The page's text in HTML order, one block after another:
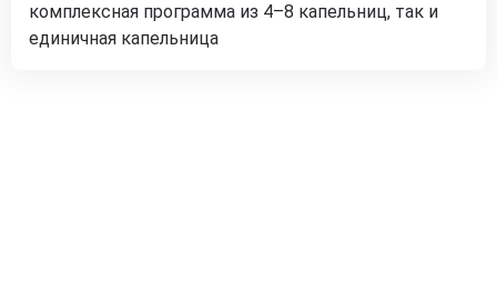
комплексная программа из 4–8 капельниц, так и
единичная капельница